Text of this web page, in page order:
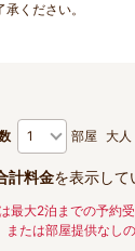
ください。
部屋 大人
計料金を表示して
最大2泊までの予約受
たは部屋提供なし